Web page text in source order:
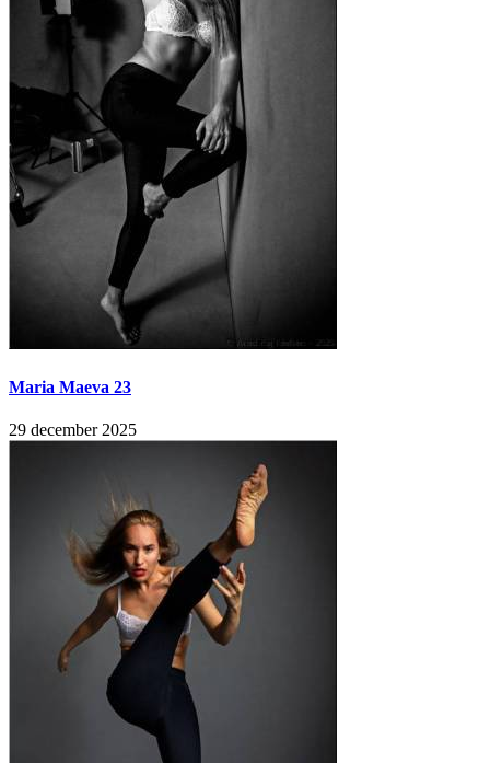
Maria Maeva 23
29 december 2025